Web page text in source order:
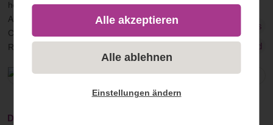
Hotel des Monats
Deutschland
Der Hüttenhof
Alle akzeptieren
Alle ablehnen
Einstellungen ändern